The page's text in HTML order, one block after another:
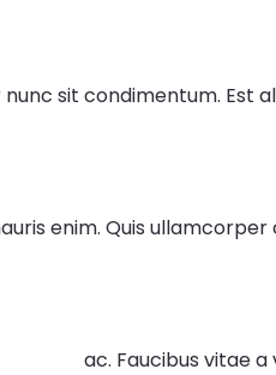
sit condimentum. Est
enim. Quis
ac. Faucibus vitae